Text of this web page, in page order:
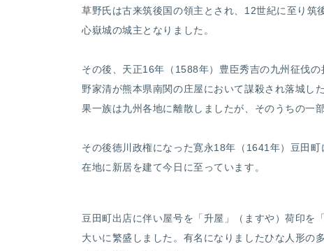
草野氏は古来筑後国の領主とされ、12世紀に至り筑
心嶽城の城主となりました。
その後、天正16年（1588年）豊臣秀吉の九州征伐
野家清が熊本県南関の庄屋において謀殺され落城し
果一族は九州各地に離散しましたが、そのうちの一
その後徳川政権になった寛永18年（1641年）豆田
在地に新居を建て今日に至っています。
豆田町出店に伴い屋号を「升屋」（ますや）荷印を
大いに繁盛しました。有名になりましたひな人形の